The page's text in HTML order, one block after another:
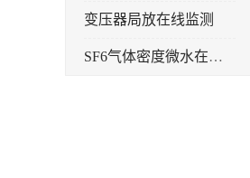
变压器局放在线监测
SF6气体密度微水在线监测系统